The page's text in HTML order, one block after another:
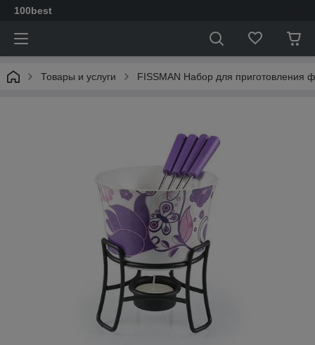
100best
Товары и услуги FISSMAN Набор для приготовления